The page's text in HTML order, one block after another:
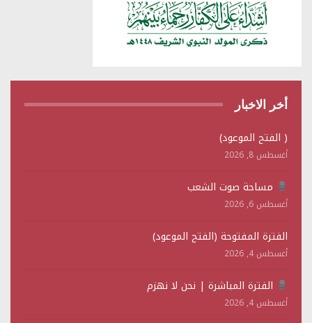
أخر الاخبار
( الفتح الموعود)
أغسطس 8, 2026
مساحة صوت الشعب
أغسطس 6, 2026
الفترة المفتوحة (الفتح الموعود)
أغسطس 4, 2026
الفترة المباشرة | نحن لا نهزم
أغسطس 4, 2026